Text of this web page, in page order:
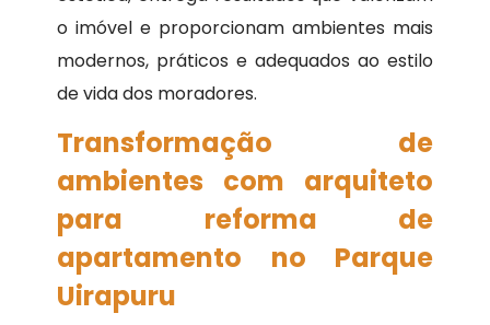
o imóvel e proporcionam ambientes mais
modernos, práticos e adequados ao estilo
de vida dos moradores.
Transformação de
ambientes com arquiteto
para reforma de
apartamento no Parque
Uirapuru